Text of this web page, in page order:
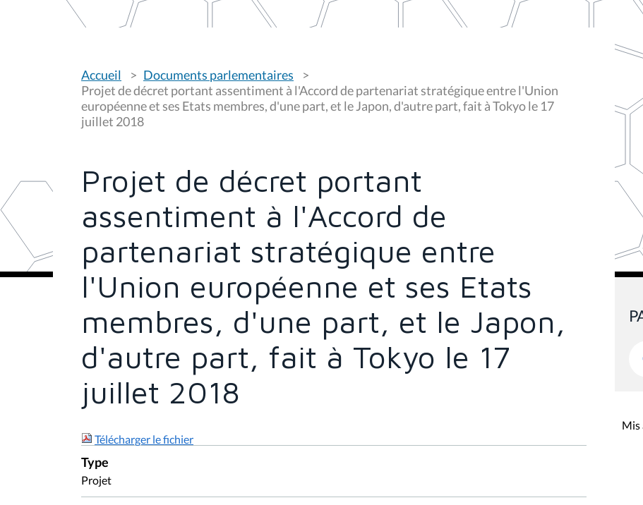
o
u
s
ê
t
e
Accueil
Documents parlementaires
Projet de décret portant assentiment à l'Accord de partenariat stratégique entre l'Union
européenne et ses Etats membres, d'une part, et le Japon, d'autre part, fait à Tokyo le 17
juillet 2018
Projet de décret portant
assentiment à l'Accord de
partenariat stratégique entre
l'Union européenne et ses Etats
membres, d'une part, et le Japon,
d'autre part, fait à Tokyo le 17
juillet 2018
Télécharger le fichier
Type
Projet
Mis